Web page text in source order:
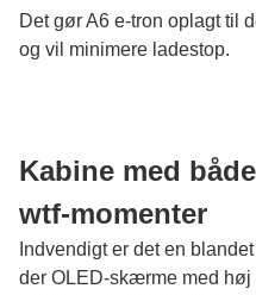
Det gør A6 e-tron oplagt til
og vil minimere ladestop.
Kabine med
wtf-momenter
Indvendigt er det en
der OLED-skærme med